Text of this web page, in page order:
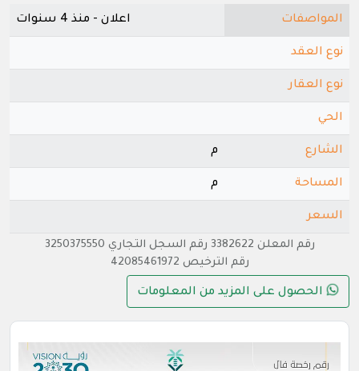
المواصفات اعلان - منذ 4 سنوات
نوع العقد
نوع العقار
الحي
الشارع م
المساحة م
السعر
رقم المعلن 3382622 رقم السجل التجاري 3250375550
رقم الترخيص 42085461972
الحصول على المزيد من المعلومات